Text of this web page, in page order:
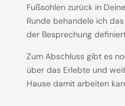
Fußsohlen zurück in
Runde behandele ich
der Besprechung
Zum Abschluss gibt es
über das Erlebte und
Hause damit arbeiten